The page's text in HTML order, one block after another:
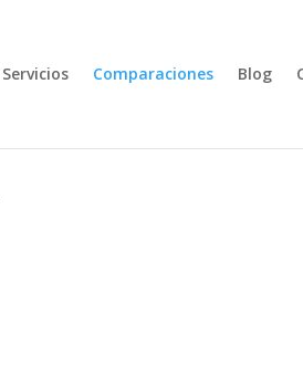
Servicios Comparaciones Blog